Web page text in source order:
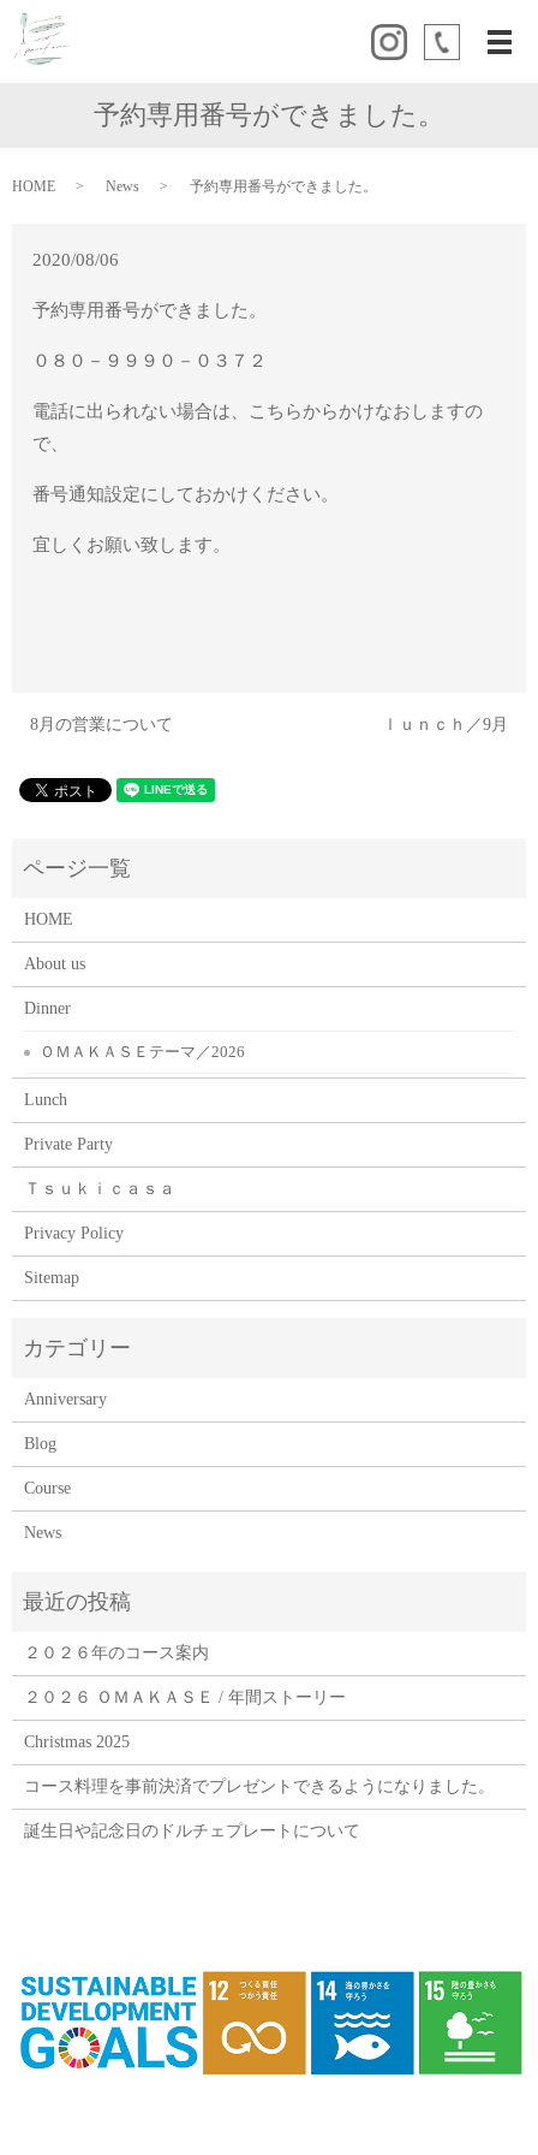
メ
予約専用番号ができました。
HOME News 予約専用番号ができました。
2020/08/06
予約専用番号ができました。
０８０－９９９０－０３７２
電話に出られない場合は、こちらからかけなおしますの
で、
番号通知設定にしておかけください。
宜しくお願い致します。
8月の営業について ｌｕｎｃｈ／9月
HOME
About us
Dinner
ＯＭＡＫＡＳＥテーマ／2026
Lunch
Private Party
Ｔｓｕｋｉｃａｓａ
Privacy Policy
Sitemap
Anniversary
Blog
Course
News
２０２６年のコース案内
２０２６ ＯＭＡＫＡＳＥ / 年間ストーリー
Christmas 2025
コース料理を事前決済でプレゼントできるようになりました。
誕生日や記念日のドルチェプレートについて